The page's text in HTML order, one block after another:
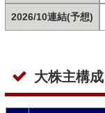
2026/10連結(予想)
大株主構成